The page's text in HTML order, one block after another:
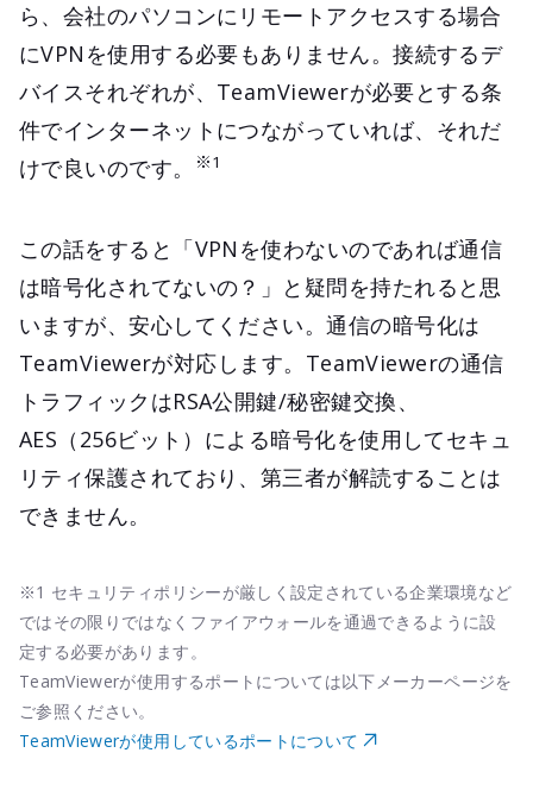
ら、会社のパソコンにリモートアクセスする場合
にVPNを使用する必要もありません。接続するデ
バイスそれぞれが、TeamViewerが必要とする条
件でインターネットにつながっていれば、それだ
けで良いのです。
※1
この話をすると「VPNを使わないのであれば通信
は暗号化されてないの？」と疑問を持たれると思
いますが、安心してください。通信の暗号化は
TeamViewerが対応します。TeamViewerの通信
トラフィックはRSA公開鍵/秘密鍵交換、
AES（256ビット）による暗号化を使用してセキュ
リティ保護されており、第三者が解読することは
できません。
※1 セキュリティポリシーが厳しく設定されている企業環境など
ではその限りではなくファイアウォールを通過できるように設
定する必要があります。
TeamViewerが使用するポートについては以下メーカーページを
ご参照ください。
TeamViewerが使用しているポートについて